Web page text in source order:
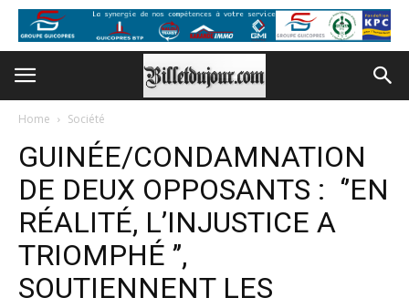
Home Société
GUINÉE/CONDAMNATION
DE DEUX OPPOSANTS : ‘’EN
RÉALITÉ, L’INJUSTICE A
TRIOMPHÉ ’’,
SOUTIENNENT LES